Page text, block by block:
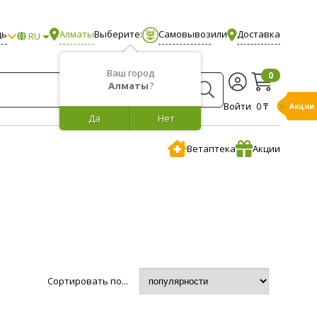
RU Алматы
Ваш город
Алматы?
Нет
Да
Выберите: Самовывозили Доставка
Войти
0
0 ₸
Ветаптека Акции
Сортировать по...
Акции